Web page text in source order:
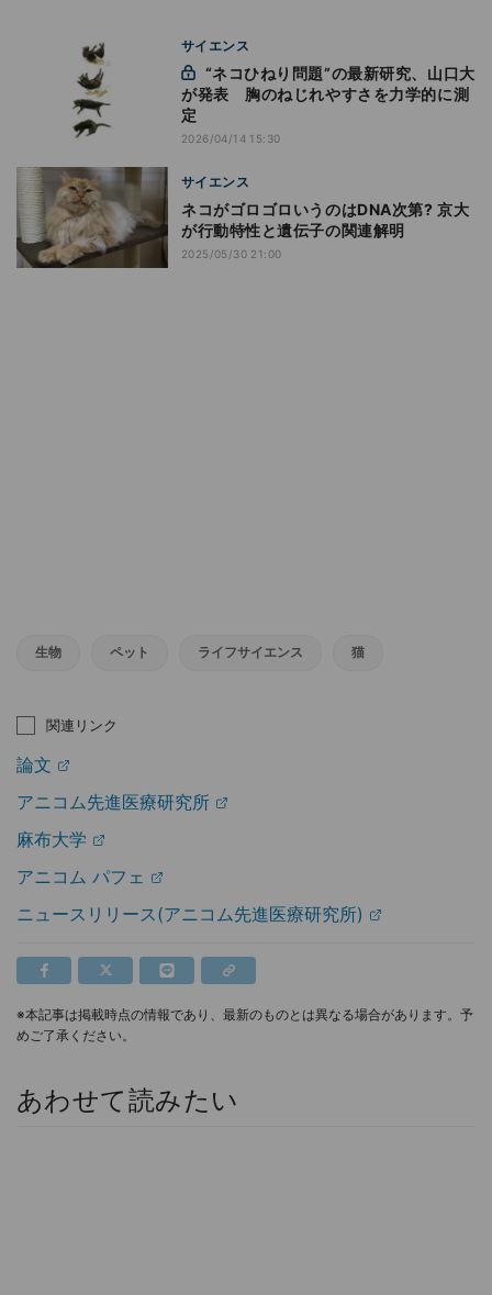
サイエンス
が発表 胸のねじれやすさを力学的に測
定
2026/04/14 15:30
サイエンス
ネコがゴロゴロいうのはDNA次第? 京大
が行動特性と遺伝子の関連解明
2025/05/30 21:00
生物 ペット ライフサイエンス 猫
関連リンク
論文
アニコム先進医療研究所
麻布大学
アニコム パフェ
ニュースリリース(アニコム先進医療研究所)
※本記事は掲載時点の情報であり、最新のものとは異なる場合があります。予
めご了承ください。
あわせて読みたい